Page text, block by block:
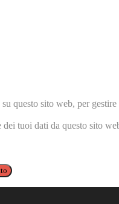
questo sito web, per
tuoi dati da questo sito